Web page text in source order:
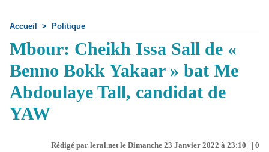
Accueil > Politique
Mbour: Cheikh Issa Sall de «
Benno Bokk Yakaar » bat Me
Abdoulaye Tall, candidat de
YAW
Rédigé par leral.net le Dimanche 23 Janvier 2022 à 23:10 | | 0